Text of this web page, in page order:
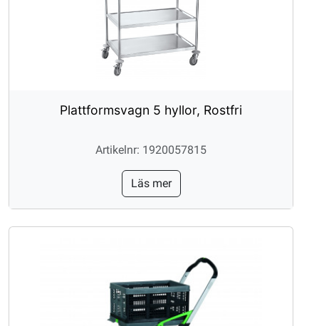
Plattformsvagn 5 hyllor, Rostfri
Artikelnr: 1920057815
Läs mer